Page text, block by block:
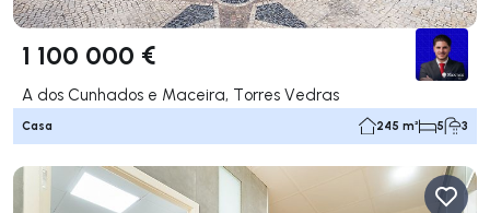
1 100 000 €
A dos Cunhados e Maceira, Torres Vedras
Casa 245 m² 5 3